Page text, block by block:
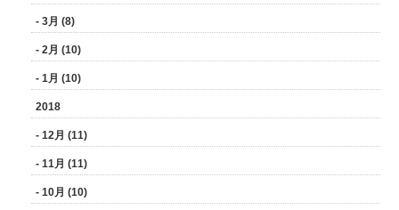
- 3月 (8)
- 2月 (10)
- 1月 (10)
2018
- 12月 (11)
- 11月 (11)
- 10月 (10)